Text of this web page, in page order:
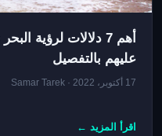
أهم 7 دلالات لرؤية
عليهم بالتفصيل
17 أكتوبر، 2022 · Samar Tarek
اقرأ المزيد ←